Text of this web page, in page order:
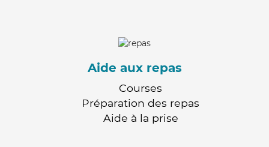
Aide aux repas
Courses
Préparation des repas
Aide à la prise